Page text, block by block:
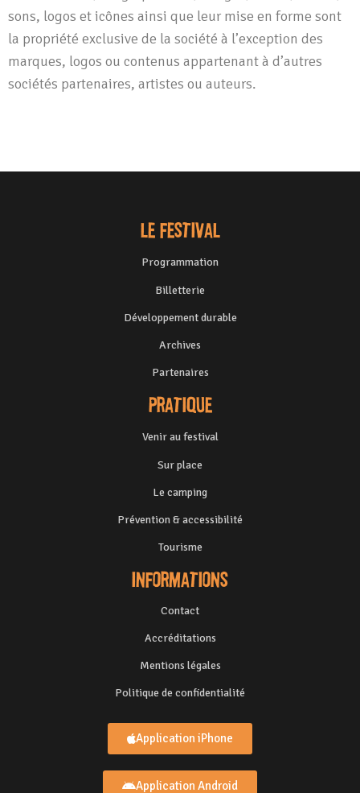
sons, logos et icônes ainsi que leur mise en forme sont
la propriété exclusive de la société à l’exception des
marques, logos ou contenus appartenant à d’autres
sociétés partenaires, artistes ou auteurs.
Le festival
Programmation
Billetterie
Développement durable
Archives
Partenaires
Pratique
Venir au festival
Sur place
Le camping
Prévention & accessibilité
Tourisme
Informations
Contact
Accréditations
Mentions légales
Politique de confidentialité
Application iPhone
Application Android